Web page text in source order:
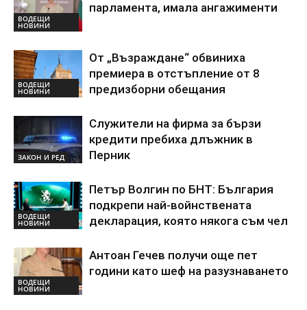
ВОДЕЩИ
НОВИНИ
парламента, имала ангажименти
ВОДЕЩИ
НОВИНИ
От „Възраждане“ обвиниха
премиера в отстъпление от 8
предизборни обещания
ЗАКОН И РЕД
Служители на фирма за бързи
кредити пребиха длъжник в
Перник
ВОДЕЩИ
НОВИНИ
Петър Волгин по БНТ: България
подкрепи най-войнствената
декларация, която някога съм чел
ВОДЕЩИ
НОВИНИ
Антоан Гечев получи още пет
години като шеф на разузнаването